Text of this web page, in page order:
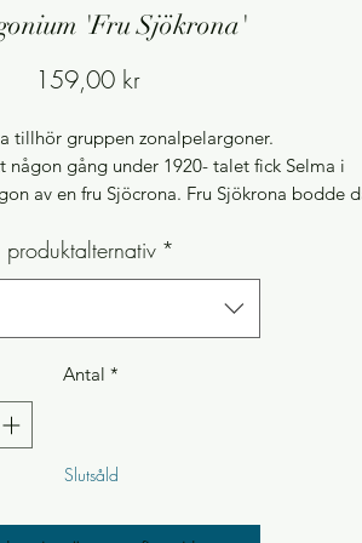
'Fru Sjökrona'
159,00 krPris
tillhör gruppen zonalpelargoner.
någon gång under 1920- talet fick Selma i
av en fru Sjöcrona. Fru Sjökrona bodde
kallade sin pelargon för Drottning Olga. Då
en sort med det snarlika namnet
denna sort istället namnet Fru Sjöcrona av
bevarad i den nationella genbanken.
produktalternativ *
Antal *
Slutsåld